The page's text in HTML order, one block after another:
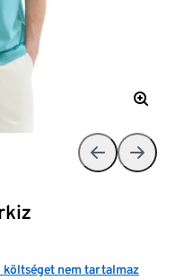
költséget nem tartalmaz